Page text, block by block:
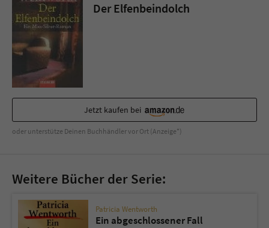
Der Elfenbeindolch
Jetzt kaufen bei
oder unterstütze Deinen Buchhändler vor Ort (Anzeige*)
Weitere Bücher der Serie:
Patricia Wentworth
Ein abgeschlossener Fall
Laufzeit Session